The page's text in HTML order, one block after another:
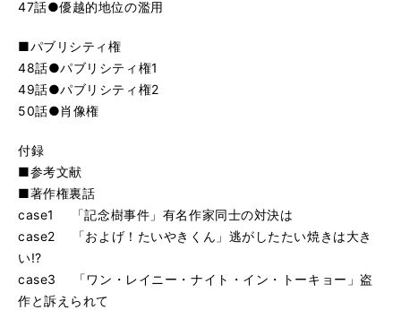
47話●優越的地位の濫用
■パブリシティ権
48話●パブリシティ権1
49話●パブリシティ権2
50話●肖像権
付録
■参考文献
■著作権裏話
case1 「記念樹事件」有名作家同士の対決は
case2 「およげ！たいやきくん」逃がしたたい焼きは大き
い!?
case3 「ワン・レイニー・ナイト・イン・トーキョー」盗
作と訴えられて